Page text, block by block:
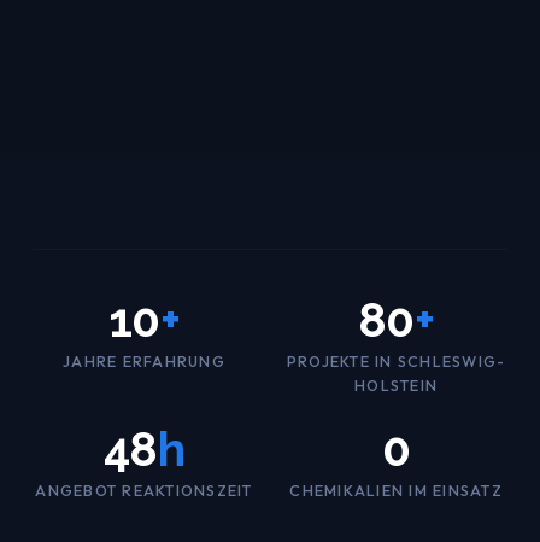
10+
JAHRE ERFAHRUNG
80+
PROJEKTE IN SCHLESWIG-
HOLSTEIN
48h
ANGEBOT REAKTIONSZEIT
0
CHEMIKALIEN IM EINSATZ